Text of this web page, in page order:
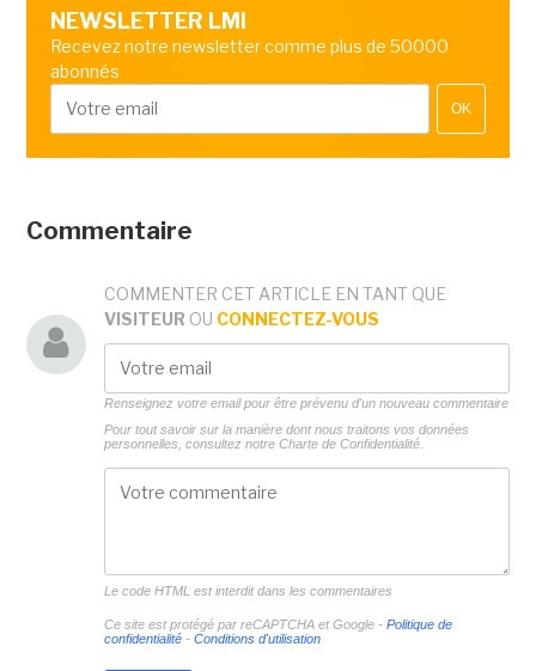
NEWSLETTER LMI
Recevez notre newsletter comme plus de 50000
abonnés
OK
Commentaire
COMMENTER CET ARTICLE EN TANT QUE
VISITEUR OU CONNECTEZ-VOUS
Renseignez votre email pour être prévenu d'un nouveau commentaire
Pour tout savoir sur la manière dont nous traitons vos données
personnelles, consultez notre Charte de Confidentialité.
Le code HTML est interdit dans les commentaires
Ce site est protégé par reCAPTCHA et Google - Politique de
confidentialité- Conditions d'utilisation